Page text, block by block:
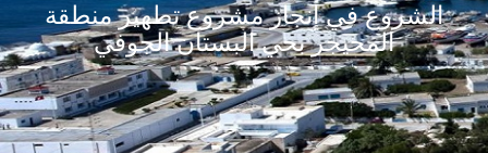
الشروع في إنجاز مشروع تطهير منطقة
المحيجر بحي البستان الجوفي